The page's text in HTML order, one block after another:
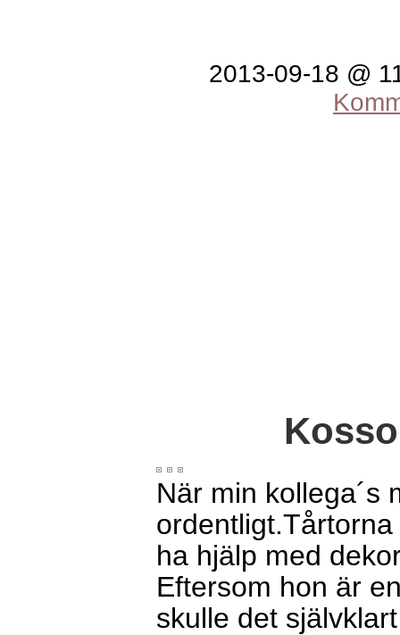
2013-09-18 @
När min kollega´s
ha hjälp med
Eftersom hon är
skulle det